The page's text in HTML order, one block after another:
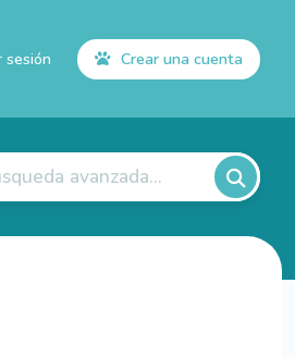
sesión Crear una cuenta
avanzada...